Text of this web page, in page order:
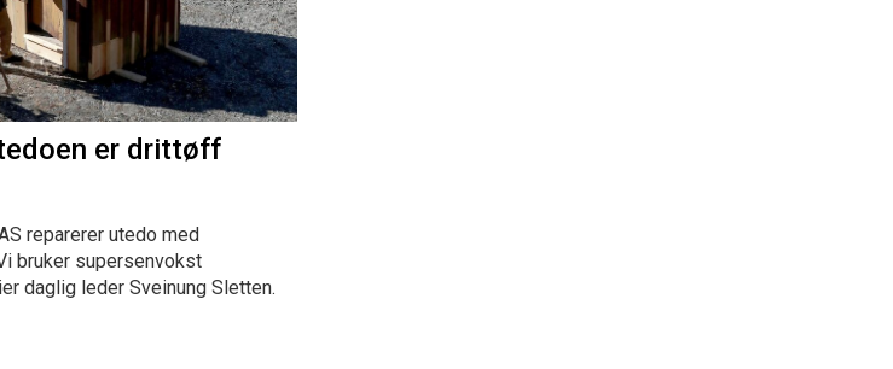
er drittøff
reparerer utedo med
bruker supersenvokst
daglig leder Sveinung Sletten.